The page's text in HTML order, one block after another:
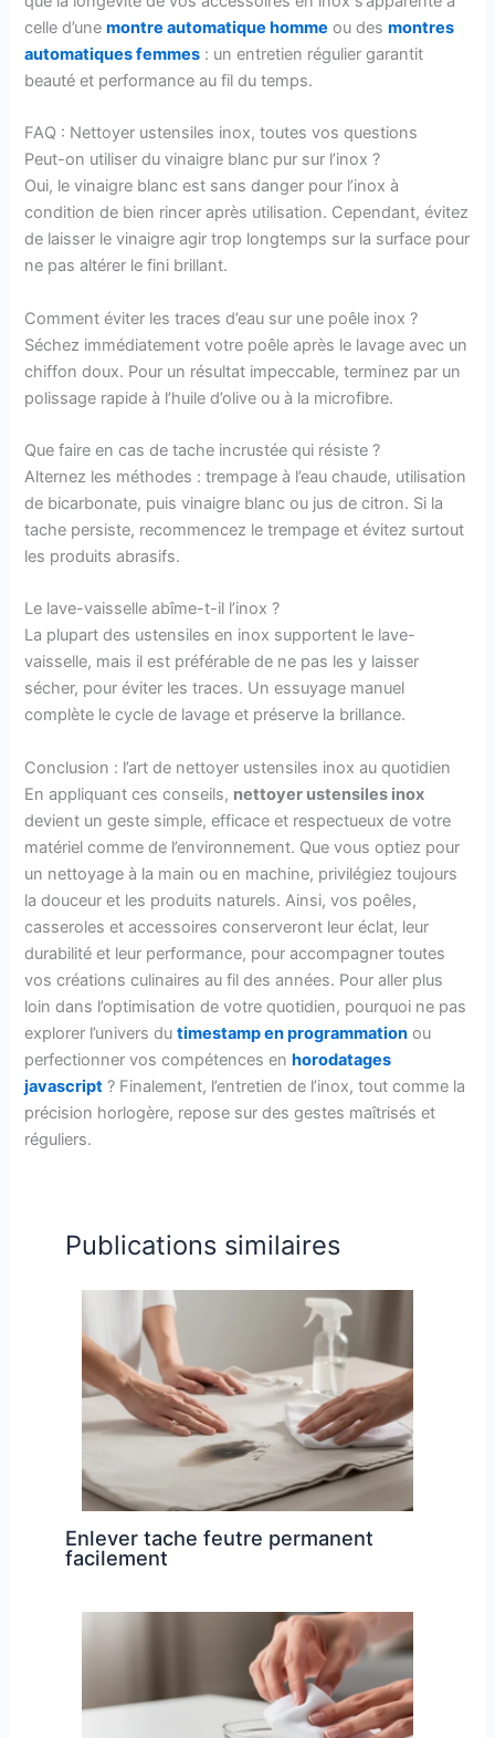
celle d’unemontre automatique homme ou desmontres
automatiques femmes : un entretien régulier garantit
beauté et performance au fil du temps.
FAQ : Nettoyer ustensiles inox, toutes vos questions
Peut-on utiliser du vinaigre blanc pur sur l’inox ?
Oui, le vinaigre blanc est sans danger pour l’inox à
condition de bien rincer après utilisation. Cependant, évitez
de laisser le vinaigre agir trop longtemps sur la surface pour
ne pas altérer le fini brillant.
Comment éviter les traces d’eau sur une poêle inox ?
Séchez immédiatement votre poêle après le lavage avec un
chiffon doux. Pour un résultat impeccable, terminez par un
polissage rapide à l’huile d’olive ou à la microfibre.
Que faire en cas de tache incrustée qui résiste ?
Alternez les méthodes : trempage à l’eau chaude, utilisation
de bicarbonate, puis vinaigre blanc ou jus de citron. Si la
tache persiste, recommencez le trempage et évitez surtout
les produits abrasifs.
Le lave-vaisselle abîme-t-il l’inox ?
La plupart des ustensiles en inox supportent le lave-
vaisselle, mais il est préférable de ne pas les y laisser
sécher, pour éviter les traces. Un essuyage manuel
complète le cycle de lavage et préserve la brillance.
Conclusion : l’art de nettoyer ustensiles inox au quotidien
En appliquant ces conseils, nettoyer ustensiles inox
devient un geste simple, efficace et respectueux de votre
matériel comme de l’environnement. Que vous optiez pour
un nettoyage à la main ou en machine, privilégiez toujours
la douceur et les produits naturels. Ainsi, vos poêles,
casseroles et accessoires conserveront leur éclat, leur
durabilité et leur performance, pour accompagner toutes
vos créations culinaires au fil des années. Pour aller plus
loin dans l’optimisation de votre quotidien, pourquoi ne pas
explorer l’univers dutimestamp en programmation ou
perfectionner vos compétences enhorodatages
javascript ? Finalement, l’entretien de l’inox, tout comme la
précision horlogère, repose sur des gestes maîtrisés et
réguliers.
Publications similaires
Enlever tache feutre permanent
facilement